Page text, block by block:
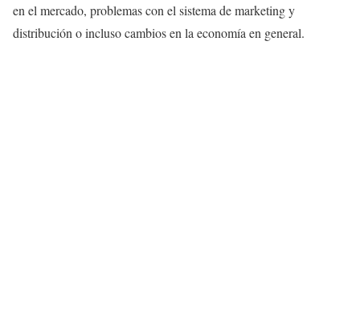
en el mercado, problemas con el sistema de marketing y
distribución o incluso cambios en la economía en general.